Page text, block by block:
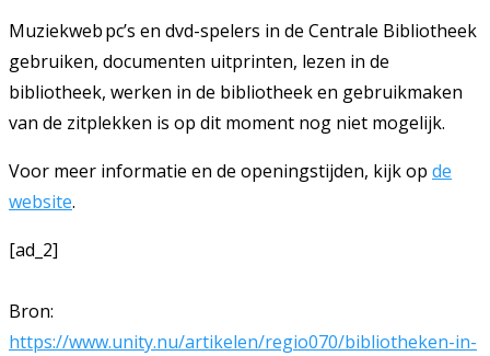
Muziekweb pc’s en dvd-spelers in de Centrale Bibliotheek
gebruiken, documenten uitprinten, lezen in de
bibliotheek, werken in de bibliotheek en gebruikmaken
van de zitplekken is op dit moment nog niet mogelijk.
Voor meer informatie en de openingstijden, kijk op de
website.
[ad_2]
Bron:
https://www.unity.nu/artikelen/regio070/bibliotheken-in-